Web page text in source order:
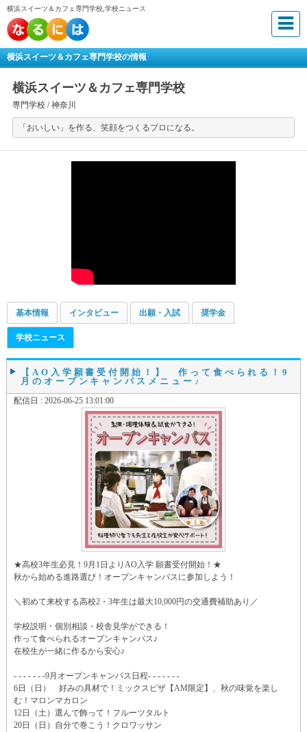
横浜スイーツ＆カフェ専門学校,学校ニュース
横浜スイーツ＆カフェ専門学校の情報
横浜スイーツ＆カフェ専門学校
専門学校 /神奈川
「おいしい」を作る、笑顔をつくるプロになる。
基本情報 インタビュー 出願・入試 奨学金
学校ニュース
【AO入学願書受付開始！】 作って食べられる！9
月のオープンキャンパスメニュー♪
配信日 : 2026-06-25 13:01:00
★高校3年生必見！9月1日よりAO入学 願書受付開始！★
秋から始める進路選び！オープンキャンパスに参加しよう！
＼初めて来校する高校2・3年生は最大10,000円の交通費補助あり／
学校説明・個別相談・校舎見学ができる！
作って食べられるオープンキャンパス♪
在校生が一緒に作るから安心♪
- - - - - - -9月オープンキャンパス日程- - - - - - -
6日（日） 好みの具材で！ミックスピザ【AM限定】、秋の味覚を楽し
む！マロンマカロン
12日（土）選んで飾って！フルーツタルト
20日（日）自分で巻こう！クロワッサン